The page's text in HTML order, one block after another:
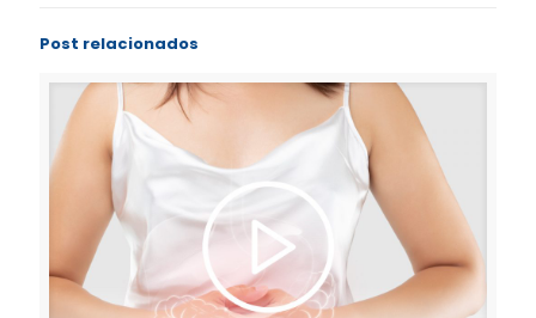
Post relacionados